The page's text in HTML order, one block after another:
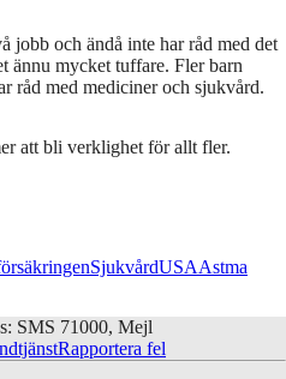
jobb och ändå inte har råd med det
ännu mycket tuffare. Fler barn
råd med mediciner och sjukvård.
att bli verklighet för allt fler.
SjukvårdUSAAstma
SMS 71000, Mejl
Rapportera fel